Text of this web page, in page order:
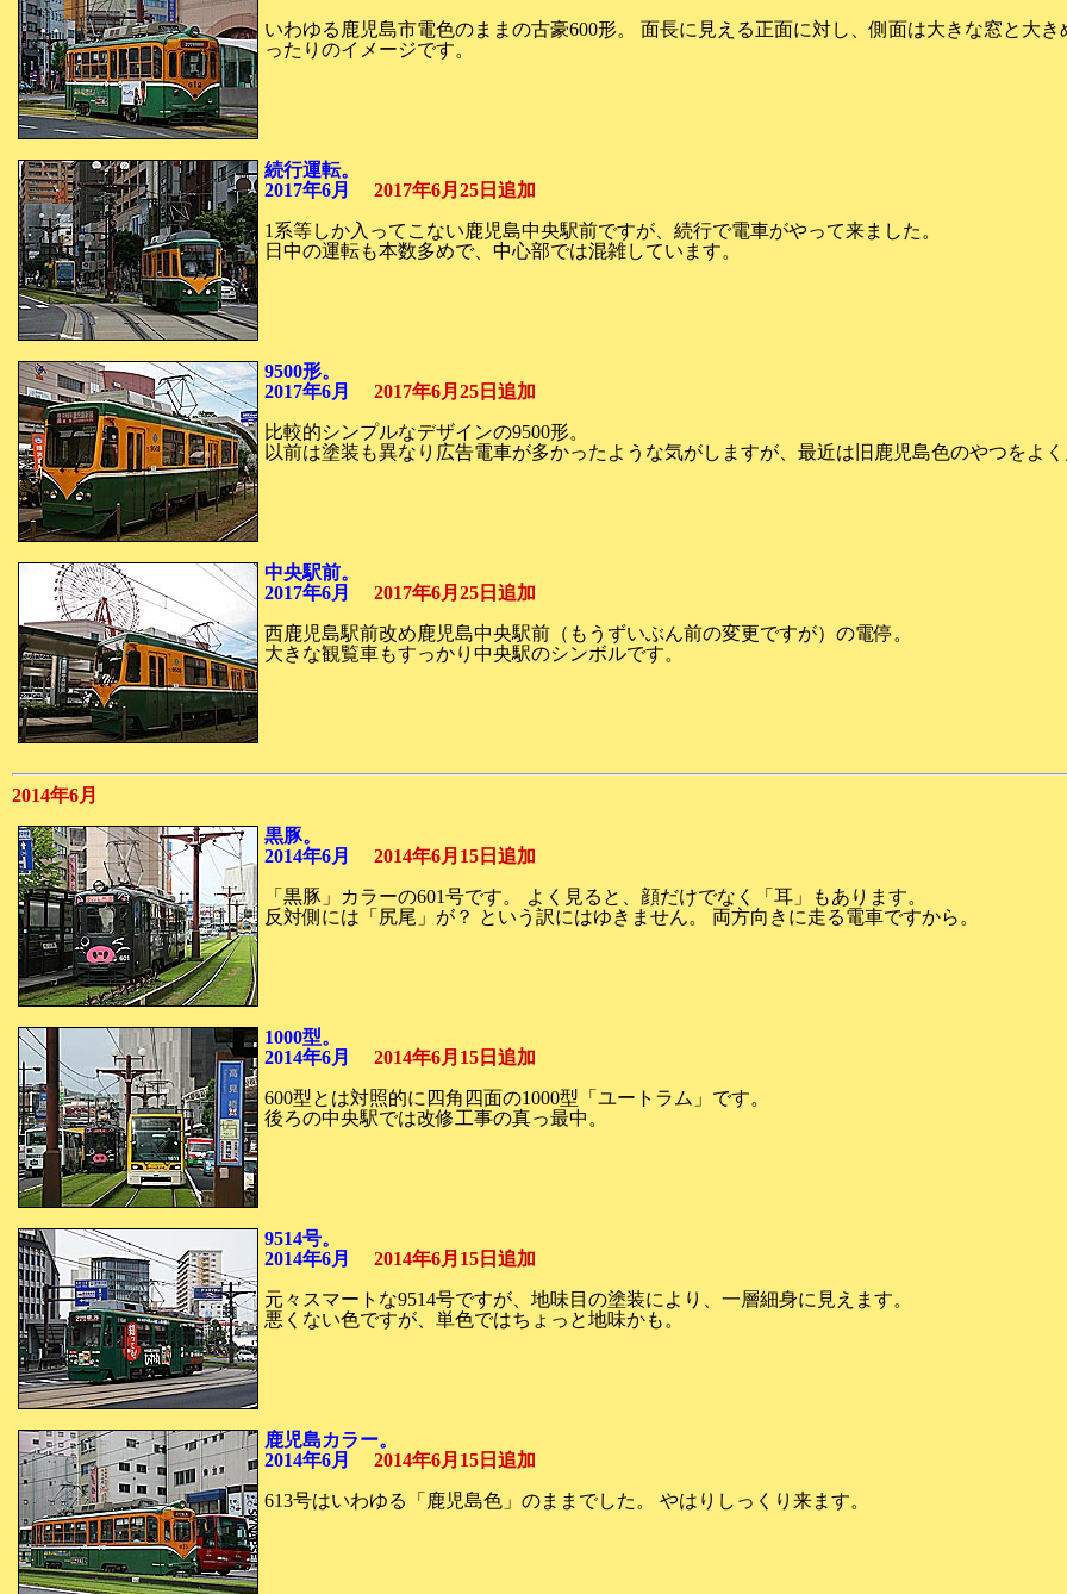
いわゆる鹿児島市電色のままの古豪600形。 面長に見える正面に対し、側面は大きな窓と大
ったりのイメージです。
続行運転。
2017年6月
2017年6月25日追加
1系等しか入ってこない鹿児島中央駅前ですが、続行で電車がやって来ました。
日中の運転も本数多めで、中心部では混雑しています。
9500形。
2017年6月
2017年6月25日追加
比較的シンプルなデザインの9500形。
以前は塗装も異なり広告電車が多かったような気がしますが、最近は旧鹿児島色のやつをよ
中央駅前。
2017年6月
2017年6月25日追加
西鹿児島駅前改め鹿児島中央駅前（もうずいぶん前の変更ですが）の電停。
大きな観覧車もすっかり中央駅のシンボルです。
2014年6月
黒豚。
2014年6月
2014年6月15日追加
「黒豚」カラーの601号です。 よく見ると、顔だけでなく「耳」もあります。
反対側には「尻尾」が？ という訳にはゆきません。 両方向きに走る電車ですから。
1000型。
2014年6月
2014年6月15日追加
600型とは対照的に四角四面の1000型「ユートラム」です。
後ろの中央駅では改修工事の真っ最中。
9514号。
2014年6月
2014年6月15日追加
元々スマートな9514号ですが、地味目の塗装により、一層細身に見えます。
悪くない色ですが、単色ではちょっと地味かも。
鹿児島カラー。
2014年6月
2014年6月15日追加
613号はいわゆる「鹿児島色」のままでした。 やはりしっくり来ます。